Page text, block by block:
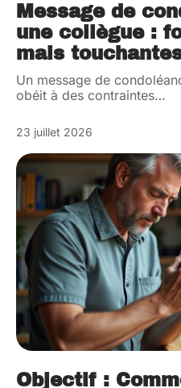
Message de
une collègue :
mais
Un message de
obéit à des contraintes…
23 juillet 2026
Objectif :